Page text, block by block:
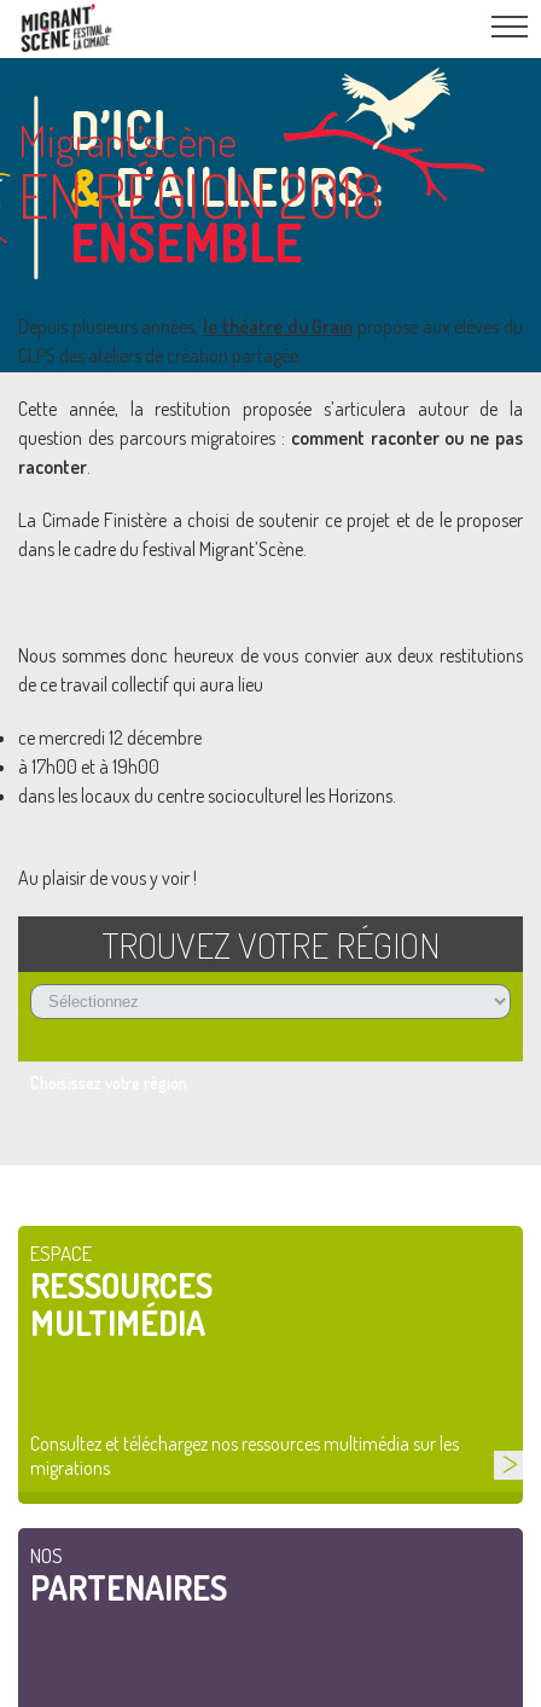
Migrant’scène
EN RÉGION 2018
Depuis plusieurs années, le théâtre du Grain propose aux élèves du
CLPS des ateliers de création partagée.
Cette année, la restitution proposée s’articulera autour de la
question des parcours migratoires : comment raconter ou ne pas
raconter.
La Cimade Finistère a choisi de soutenir ce projet et de le proposer
dans le cadre du festival Migrant’Scène.
Nous sommes donc heureux de vous convier aux deux restitutions
de ce travail collectif qui aura lieu
ce mercredi 12 décembre
à 17h00 et à 19h00
dans les locaux du centre socioculturel les Horizons.
Au plaisir de vous y voir !
TROUVEZ VOTRE RÉGION
ESPACE
RESSOURCES
MULTIMÉDIA
Consultez et téléchargez nos ressources multimédia sur les
migrations
NOS
PARTENAIRES